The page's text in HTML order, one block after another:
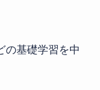
の基礎学習を中